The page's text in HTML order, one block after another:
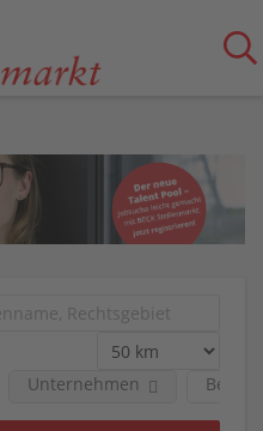
Unternehmen